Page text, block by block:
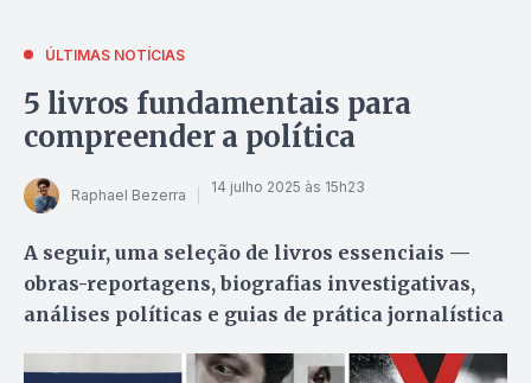
ÚLTIMAS NOTÍCIAS
5 livros fundamentais para
compreender a política
Raphael Bezerra 14 julho 2025 às 15h23
A seguir, uma seleção de livros essenciais —
obras-reportagens, biografias investigativas,
análises políticas e guias de prática jornalística